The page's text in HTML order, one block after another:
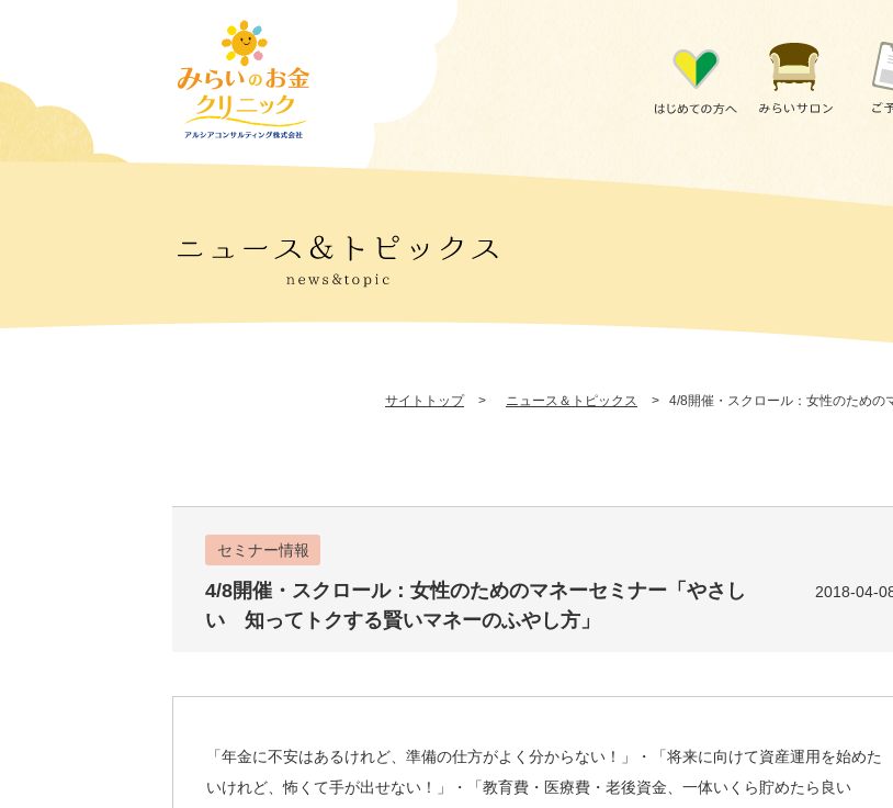
サイトトップ > ニュース＆トピックス > 4/8開催・スクロール：女性のため
セミナー情報
4/8開催・スクロール：女性のためのマネーセミナー「やさし
い 知ってトクする賢いマネーのふやし方」
2018-04-
「年金に不安はあるけれど、準備の仕方がよく分からない！」・「将来に向けて資産運用を始めた
いけれど、怖くて手が出せない！」・「教育費・医療費・老後資金、一体いくら貯めたら良い